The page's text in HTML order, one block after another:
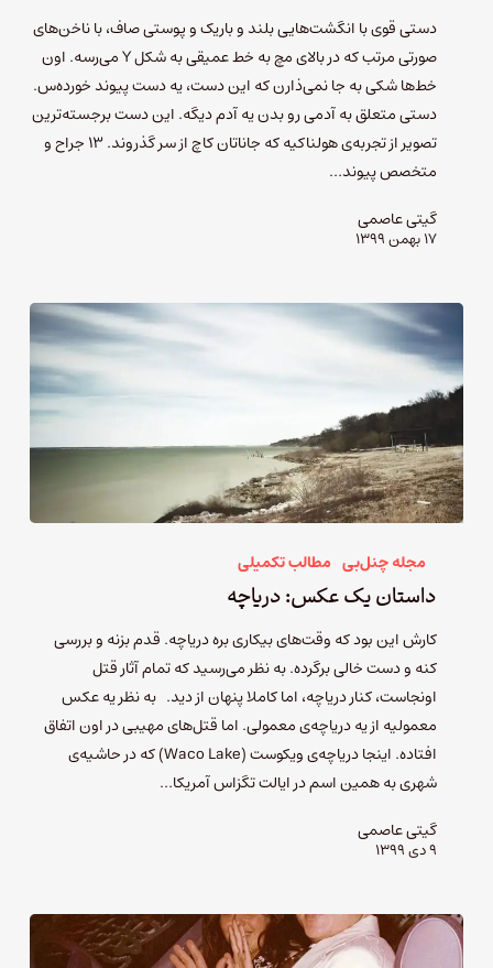
دستی قوی با انگشت‌هایی بلند و باریک و پوستی صاف،‌ با ناخن‌های
صورتی مرتب که در بالای مچ به خط عمیقی به شکل Y می‌رسه. اون
خط‌ها شکی به جا نمی‌ذارن که این دست، یه دست پیوند خورده‌س.
دستی متعلق به آدمی رو بدن یه آدم دیگه. این دست برجسته‌ترین
تصویر از تجربه‌ی هولناکیه که جاناتان کاچ از سر گذروند. ۱۳ جراح و
متخصص پیوند…
گیتی عاصمی
۱۷ بهمن ۱۳۹۹
مجله چنل‌بی مطالب تکمیلی
داستان یک عکس: دریاچه
کارش این بود که وقت‌های بیکاری بره دریاچه. قدم بزنه و بررسی
کنه و دست خالی برگرده. به نظر می‌رسید که تمام آثار قتل
اونجاست، کنار دریاچه، اما کاملا پنهان از دید. به نظر یه عکس
معمولیه از یه دریاچه‌ی معمولی. اما قتل‌های مهیبی در اون اتفاق
افتاده. اینجا دریاچه‌ی ویکوست (Waco Lake) که در حاشیه‌ی
شهری به همین اسم در ایالت تگزاس آمریکا…
گیتی عاصمی
۹ دی ۱۳۹۹